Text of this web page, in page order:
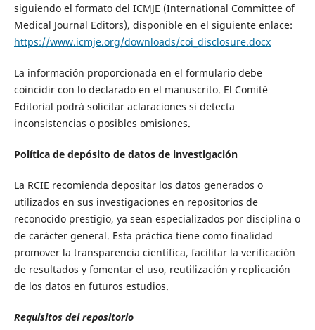
siguiendo el formato del ICMJE (International Committee of
Medical Journal Editors), disponible en el siguiente enlace:
https://www.icmje.org/downloads/coi_disclosure.docx
La información proporcionada en el formulario debe
coincidir con lo declarado en el manuscrito. El Comité
Editorial podrá solicitar aclaraciones si detecta
inconsistencias o posibles omisiones.
Política de depósito de datos de investigación
La RCIE recomienda depositar los datos generados o
utilizados en sus investigaciones en repositorios de
reconocido prestigio, ya sean especializados por disciplina o
de carácter general. Esta práctica tiene como finalidad
promover la transparencia científica, facilitar la verificación
de resultados y fomentar el uso, reutilización y replicación
de los datos en futuros estudios.
Requisitos del repositorio